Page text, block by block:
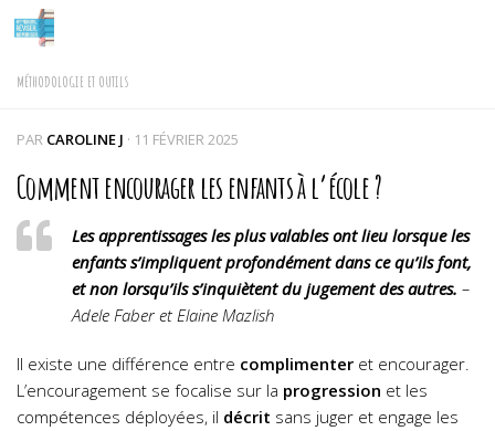
Skip to content
MÉTHODOLOGIE ET OUTILS
PAR CAROLINE J · 11 FÉVRIER 2025
Comment encourager les enfants à l’école ?
Les apprentissages les plus valables ont lieu lorsque les
enfants s’impliquent profondément dans ce qu’ils font,
et non lorsqu’ils s’inquiètent du jugement des autres. –
Adele Faber et Elaine Mazlish
Il existe une différence entre complimenter et encourager.
L’encouragement se focalise sur la progression et les
compétences déployées, il décrit sans juger et engage les